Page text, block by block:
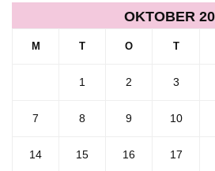
OKTOBER
M T O T
1 2 3
7 8 9 10
14 15 16 17